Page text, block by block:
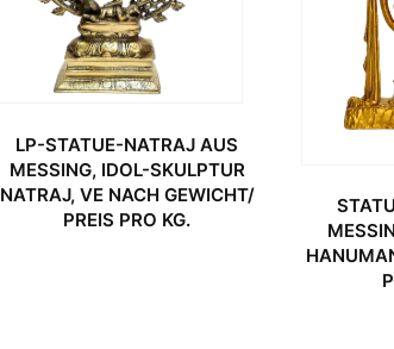
LP-STATUE-NATRAJ AUS
MESSING, IDOL-SKULPTUR
NATRAJ, VE NACH GEWICHT/
PREIS PRO KG.